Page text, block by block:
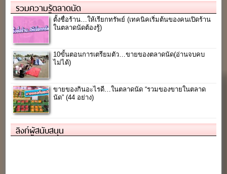
รวมความรู้ตลาดนัด
ตั้งชื่อร้าน…ให้เรียกทรัพย์ (เทคนิคเริ่มต้นของคนเปิดร้าน
ในตลาดนัดต้องรู้)
10ขั้นตอนการเตรียมตัว…ขายของตลาดนัด(อ่านจบคบ
ไม่ได้)
ขายของกินอะไรดี…ในตลาดนัด “รวมของขายในตลาด
นัด” (44 อย่าง)
ลิงก์ผู้สนับสนุน